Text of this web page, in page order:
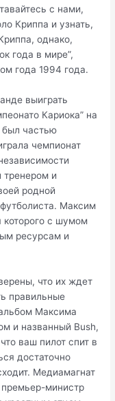
с нами,
Криппа и узнать,
однако,
года в мире”,
года 1994 года.
выиграть
Кариока” на
частью
чемпионат
тренером и
родной
Максим
которого с шумом
ресурсам и
что их ждет
правильные
Максима
и названный Bush,
ваш пилот спит в
достаточно
Медиамагнат
премьер-министр